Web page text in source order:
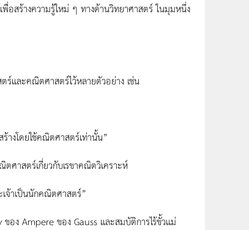
สร้างความรู้ใหม่ ๆ ทางด้านวิทยาศาสตร์ ในมุมหนึ่ง
และคณิตศาสตร์ไว้หลายตัวอย่าง เช่น
งโดยใช้คณิตศาสตร์เท่านั้น”
าสตร์เกี่ยวกับเรขาคณิตวิเคราะห์
จ้าเป็นนักคณิตศาสตร์”
ง Ampere ของ Gauss และสมบัติการไร้ขั้วแม่